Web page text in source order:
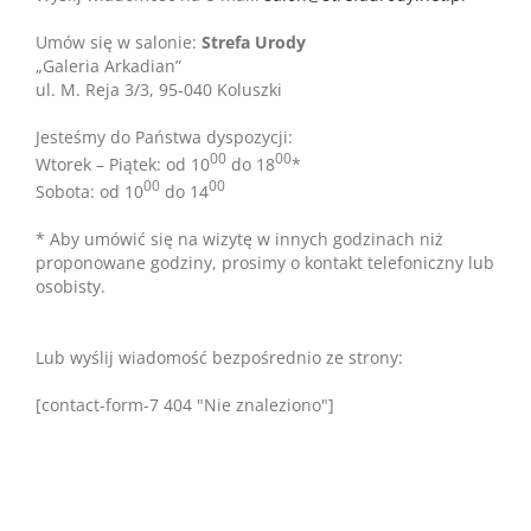
Umów się w salonie: Strefa Urody
„Galeria Arkadian”
ul. M. Reja 3/3, 95-040 Koluszki
Jesteśmy do Państwa dyspozycji:
Wtorek – Piątek: od 1000 do 1800*
Sobota: od 1000 do 1400
* Aby umówić się na wizytę w innych godzinach niż
proponowane godziny, prosimy o kontakt telefoniczny lub
osobisty.
Lub wyślij wiadomość bezpośrednio ze strony:
[contact-form-7 404 "Nie znaleziono"]